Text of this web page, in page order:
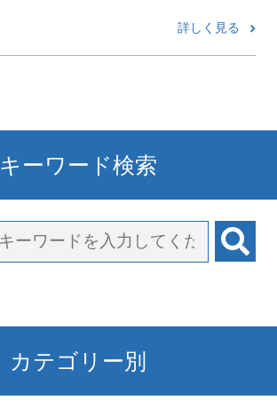
詳しく見る
キーワード検索
カテゴリー別